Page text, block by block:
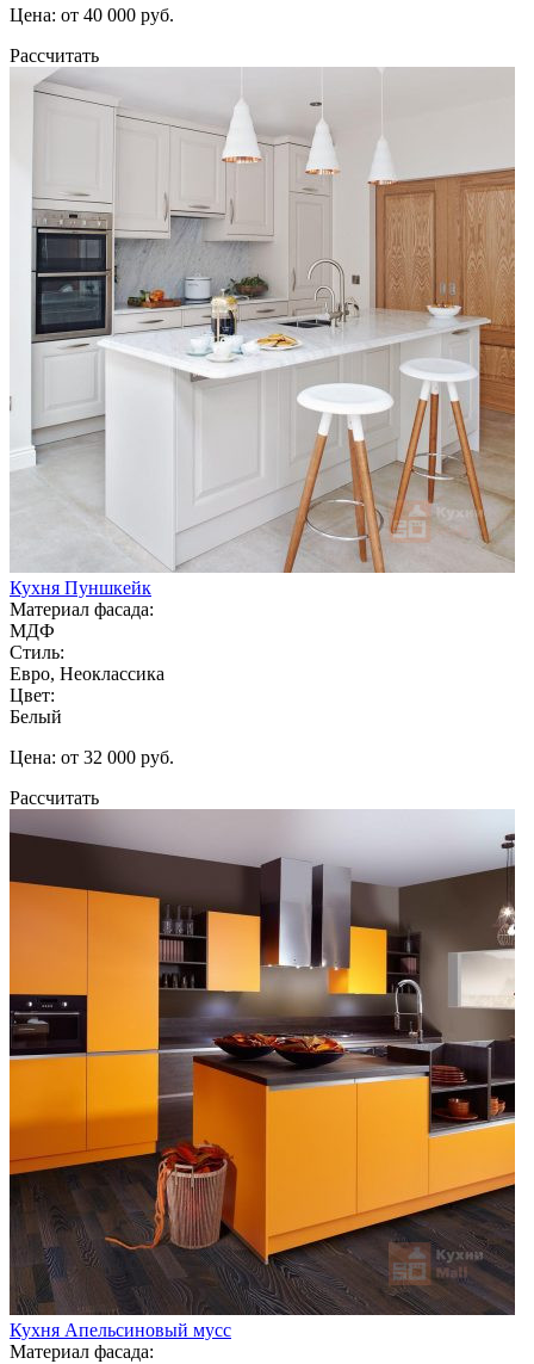
Цена: от 40 000 руб.
Рассчитать
Кухня Пуншкейк
Материал фасада:
МДФ
Стиль:
Евро, Неоклассика
Цвет:
Белый
Цена: от 32 000 руб.
Рассчитать
Кухня Апельсиновый мусс
Материал фасада: